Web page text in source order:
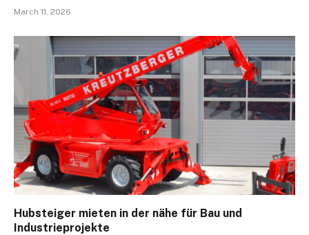
March 11, 2026
Hubsteiger mieten in der nähe für Bau und
Industrieprojekte